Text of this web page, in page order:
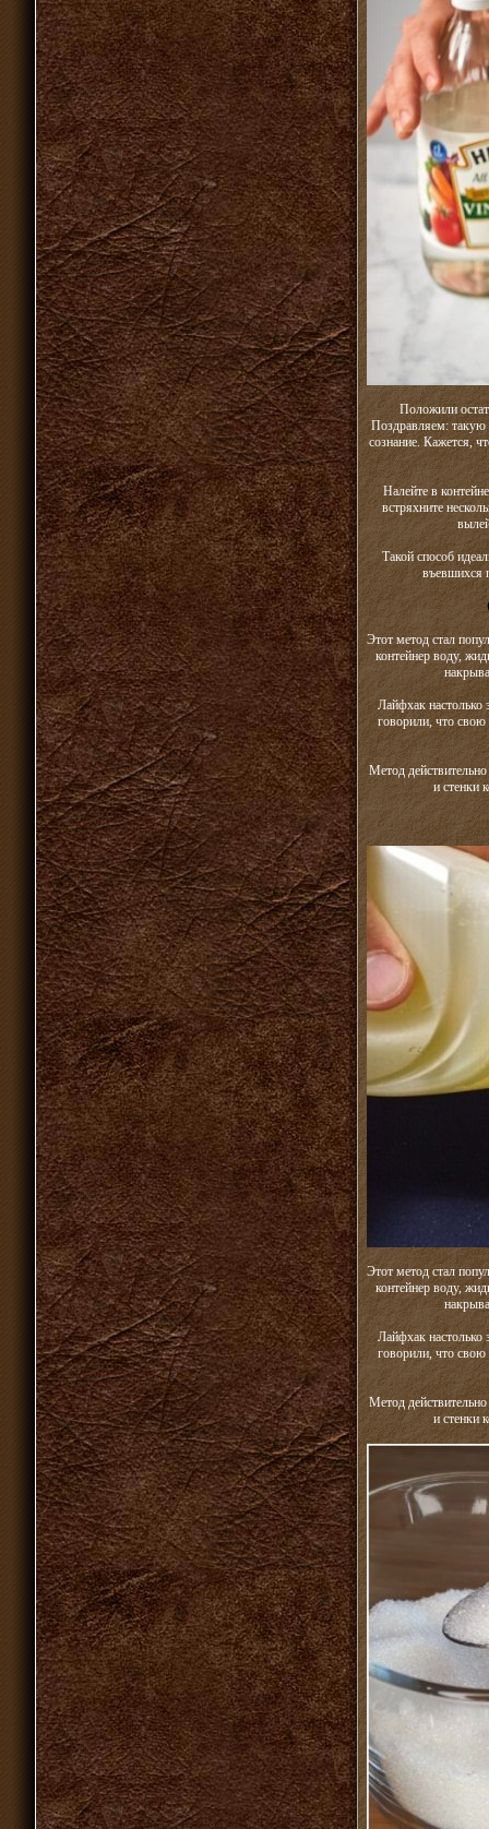
Положили
Поздравляем: такую
сознание. Кажется,
Налейте в
встряхните
Такой способ
въевшихся
Этот метод стал
контейнер воду,
Лайфхак настолько
говорили, что свою
Метод
и стенки
Этот метод стал
контейнер воду,
Лайфхак настолько
говорили, что свою
Метод
и стенки